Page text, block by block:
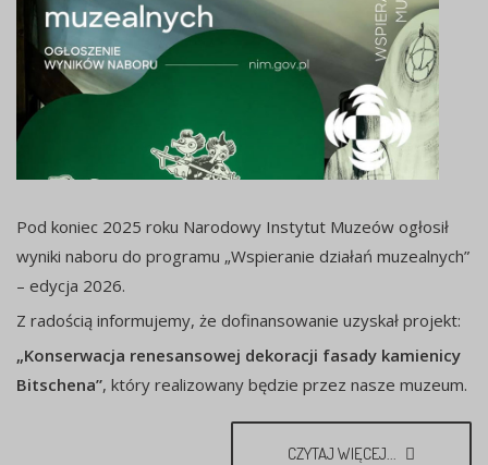
Pod koniec 2025 roku Narodowy Instytut Muzeów ogłosił
wyniki naboru do programu „Wspieranie działań muzealnych”
– edycja 2026.
Z radością informujemy, że dofinansowanie uzyskał projekt:
„Konserwacja renesansowej dekoracji fasady kamienicy
Bitschena”, który realizowany będzie przez nasze muzeum.
CZYTAJ WIĘCEJ...